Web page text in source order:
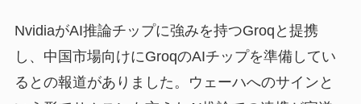
NvidiaがAI推論チップに強みを持つGroqと提携
し、中国市場向けにGroqのAIチップを準備してい
るとの報道がありました。ウェーハへのサインと